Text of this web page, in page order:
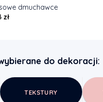
dmuchawce
zł
do dekoracji:
TEKSTURY